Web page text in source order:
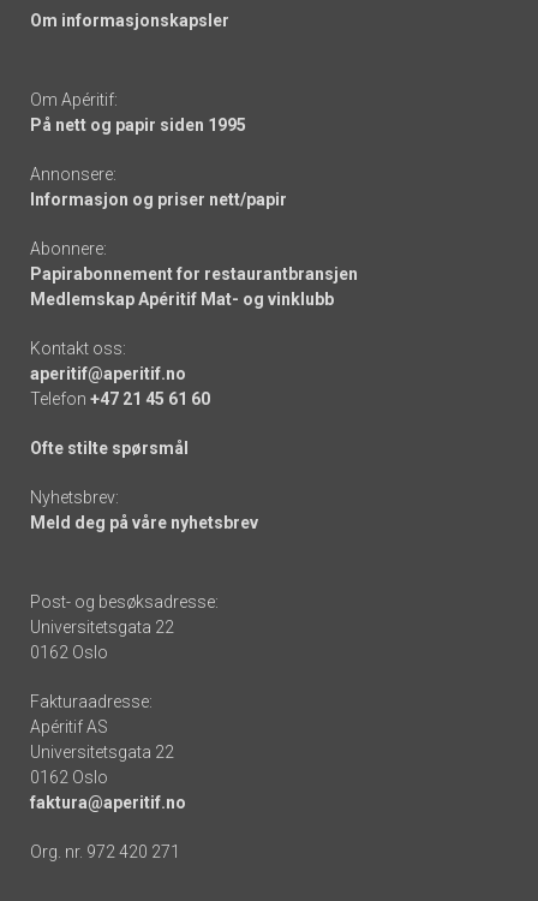
Om informasjonskapsler
Om Apéritif:
På nett og papir siden 1995
Annonsere:
Informasjon og priser nett/papir
Abonnere:
Papirabonnement for restaurantbransjen
Medlemskap Apéritif Mat- og vinklubb
Kontakt oss:
aperitif@aperitif.no
Telefon +47 21 45 61 60
Ofte stilte spørsmål
Nyhetsbrev:
Meld deg på våre nyhetsbrev
Post- og besøksadresse:
Universitetsgata 22
0162 Oslo
Fakturaadresse:
Apéritif AS
Universitetsgata 22
0162 Oslo
faktura@aperitif.no
Org. nr. 972 420 271